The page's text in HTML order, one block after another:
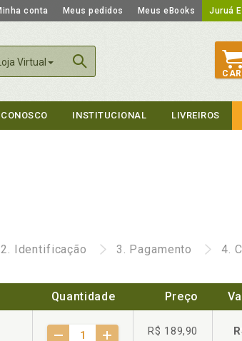
conta Meus pedidos Meus eBooks Juruá
Loja Virtual
INSTITUCIONAL LIVREIROS
2. Identificação 3. Pagamento 4.
Quantidade Preço
R$ 189,90